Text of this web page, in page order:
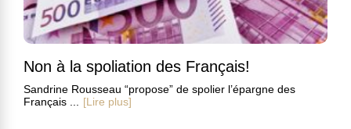
Non à la spoliation des Français!
Sandrine Rousseau “propose” de spolier l’épargne des
Français ...
[Lire plus]